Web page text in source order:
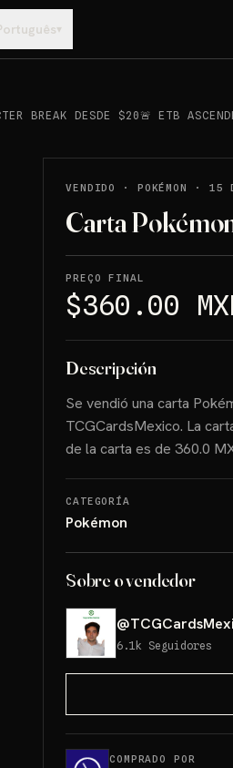
▾
BREAK DESDE $20🚨 ETB
VENDIDO · POKÉMON · 15
Carta
PREÇO FINAL
$360.00
Descripción
Se vendió una carta
TCGCardsMexico. La
de la carta es de 360.0
CATEGORÍA
Pokémon
Sobre o vendedor
@
6.1k Seguidores
COMPRADO POR